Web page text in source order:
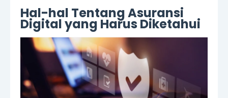
Hal-hal Tentang Asuransi
Digital yang Harus Diketahui